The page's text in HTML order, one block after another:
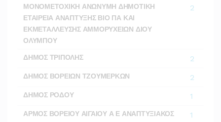
ΜΟΝΟΜΕΤΟΧΙΚΗ ΑΝΩΝΥΜΗ ΔΗΜΟΤΙΚΗ
ΕΤΑΙΡΕΙΑ ΑΝΑΠΤΥΞΗΣ ΒΙΟ ΠΑ ΚΑΙ
ΕΚΜΕΤΑΛΛΕΥΣΗΣ ΑΜΜΟΡΥΧΕΙΩΝ ΔΙΟΥ
ΟΛΥΜΠΟΥ
2
ΔΗΜΟΣ ΤΡΙΠΟΛΗΣ 2
ΔΗΜΟΣ ΒΟΡΕΙΩΝ ΤΖΟΥΜΕΡΚΩΝ 2
ΔΗΜΟΣ ΡΟΔΟΥ 1
ΑΡΜΟΣ ΒΟΡΕΙΟΥ ΑΙΓΑΙΟΥ Α Ε ΑΝΑΠΤΥΞΙΑΚΟΣ
1